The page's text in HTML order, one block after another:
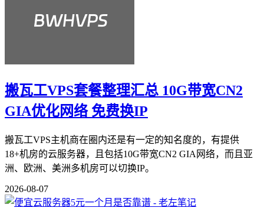
搬瓦工VPS套餐整理汇总 10G带宽CN2
GIA优化网络 免费换IP
搬瓦工VPS主机商在圈内还是有一定的知名度的，有提供
18+机房的云服务器，且包括10G带宽CN2 GIA网络，而且亚
洲、欧洲、美洲多机房可以切换IP。
2026-08-07